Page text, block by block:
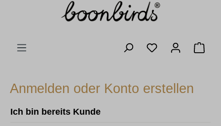
Du hast 0
Anmelden oder Konto erstellen
Ich bin bereits Kunde